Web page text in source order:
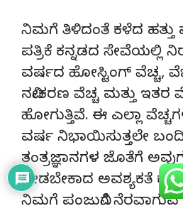
ನಿಮಗೆ ತಿಳಿದಂತೆ ಕಳೆದ
ಪತ್ರಿಕೆ ಕನ್ನಡದ ಸೇವೆಯಲ್ಲಿ
ವರ್ಷದ ಹೋಸ್ಟಿಂಗ್‌ ವೆಚ್ಚ,
ನವೀಕರಣ ವೆಚ್ಚ ಮತ್ತು ಇತರ
ಹೋಗುತ್ತಿವೆ. ಈ ಎಲ್ಲಾ
ವರ್ಷ ನಿಭಾಯಿಸುತ್ತಲೇ
ತಂತ್ರಜ್ಞಾನಗಳ ಜೊತೆಗೆ
ನೀಡಬೇಕಾದ ಅವಶ್ಯಕತೆ